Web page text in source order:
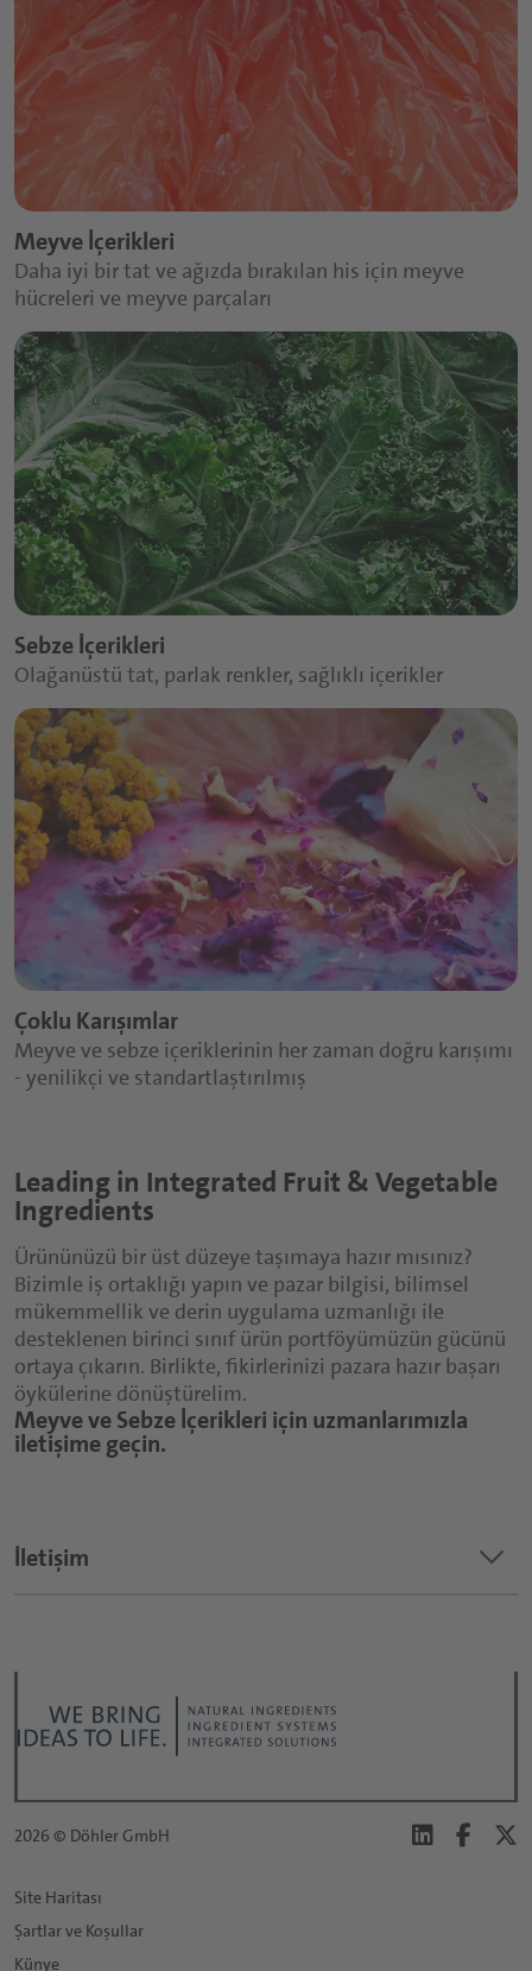
Meyve İçerikleri
Daha iyi bir tat ve ağızda bırakılan his için meyve
hücreleri ve meyve parçaları
Sebze İçerikleri
Olağanüstü tat, parlak renkler, sağlıklı içerikler
Çoklu Karışımlar
Meyve ve sebze içeriklerinin her zaman doğru karışımı
- yenilikçi ve standartlaştırılmış
Leading in Integrated Fruit & Vegetable
Ingredients
Ürününüzü bir üst düzeye taşımaya hazır mısınız?
Bizimle iş ortaklığı yapın ve pazar bilgisi, bilimsel
mükemmellik ve derin uygulama uzmanlığı ile
desteklenen birinci sınıf ürün portföyümüzün gücünü
ortaya çıkarın. Birlikte, fikirlerinizi pazara hazır başarı
öykülerine dönüştürelim.
Meyve ve Sebze İçerikleri için uzmanlarımızla
iletişime geçin.
İletişim keyboard_arrow_down
*
*
*
Soyisim:
2026 © Döhler GmbH
Site Haritası
Şartlar ve Koşullar
Künye